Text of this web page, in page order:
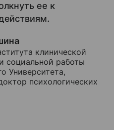
ее к
клинической
социальной работы
Университета,
психологических